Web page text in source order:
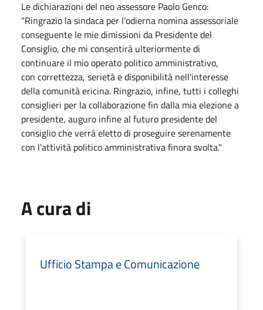
Le dichiarazioni del neo assessore Paolo Genco:
"Ringrazio la sindaca per l'odierna nomina assessoriale
conseguente le mie dimissioni da Presidente del
Consiglio, che mi consentirà ulteriormente di
continuare il mio operato politico amministrativo,
con correttezza, serietà e disponibilità nell'interesse
della comunità ericina. Ringrazio, infine, tutti i colleghi
consiglieri per la collaborazione fin dalla mia elezione a
presidente, auguro infine al futuro presidente del
consiglio che verrà eletto di proseguire serenamente
con l'attività politico amministrativa finora svolta."
A cura di
Ufficio Stampa e Comunicazione